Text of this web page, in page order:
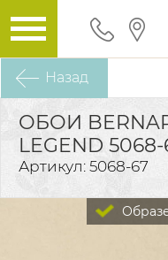
Назад
ОБОИ
LEGEND 5068-
Артикул: 5068-67